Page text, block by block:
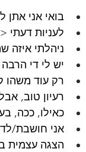
בואי אני
לעניות
ניהלתי איזה
יש לי די הרבה
רק עוד משהו
רעיון טוב,
כאילו, ככה,
אני חושבת/
הצגה עצמית